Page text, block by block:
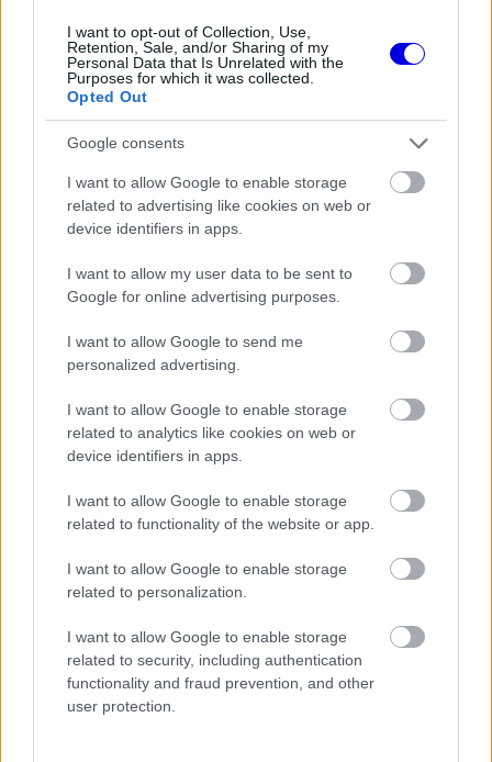
I want to opt-out of Collection, Use,
Retention, Sale, and/or Sharing of my
Personal Data that Is Unrelated with the
Purposes for which it was collected.
Opted Out
Google consents
I want to allow Google to enable storage
related to advertising like cookies on web or
device identifiers in apps.
I want to allow my user data to be sent to
Google for online advertising purposes.
I want to allow Google to send me
personalized advertising.
I want to allow Google to enable storage
related to analytics like cookies on web or
device identifiers in apps.
I want to allow Google to enable storage
related to functionality of the website or app.
I want to allow Google to enable storage
related to personalization.
I want to allow Google to enable storage
related to security, including authentication
functionality and fraud prevention, and other
user protection.
EZEKET IS AJÁNLJUK
Rendkívül okos döntést hozott az
Aston Martin az F1-ben
FORMA-1
miközben baljós árnyak vetülnek a
Holland Nagydíjra
FORMA-1
Súlyos figyelmeztetést kapott a